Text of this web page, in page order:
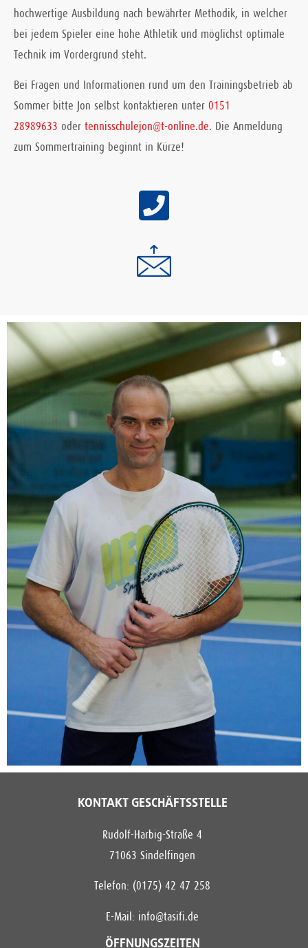
hochwertige Ausbildung nach bewährter Methodik, in welcher
bei jedem Spieler eine hohe Athletik und möglichst optimale
Technik im Vordergrund steht.
Bei Fragen und Informationen rund um den Trainingsbetrieb ab
Sommer bitte Jon selbst kontaktieren unter 0151
28989633 oder tennisschulejon@t-online.de. Die Anmeldung
zum Sommertraining beginnt in Kürze!
KONTAKT GESCHÄFTSSTELLE
Rudolf-Harbig-Straße 4
71063 Sindelfingen
Telefon: (0175) 42 47 258
E-Mail: info@tasifi.de